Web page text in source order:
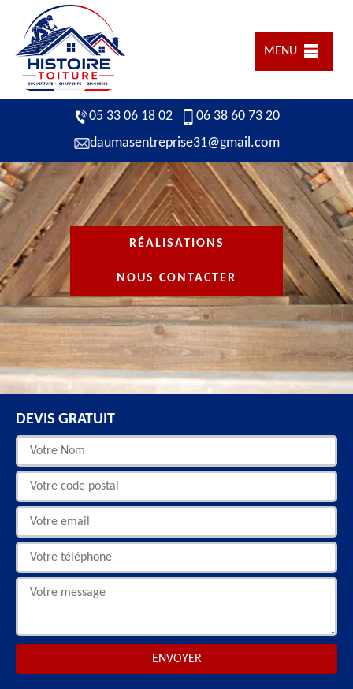
MENU
05 33 06 18 02
06 38 60 73 20
daumasentreprise31@gmail.com
RÉALISATIONS
NOUS CONTACTER
DEVIS GRATUIT